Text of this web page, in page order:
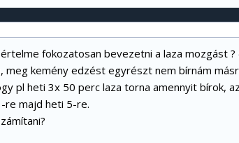
fokozatosan bevezetni a laza mozgást
meg kemény edzést egyrészt nem bírnám
pl heti 3x 50 perc laza torna amennyit bírok,
re majd heti 5-re.